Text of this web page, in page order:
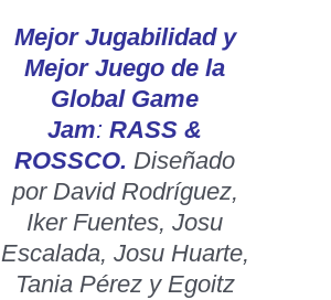
Mejor Jugabilidad y
Mejor Juego de la
Global Game
Jam:RASS &
ROSSCO.Diseñado
por David Rodríguez,
Iker Fuentes, Josu
Escalada, Josu Huarte,
Tania Pérez y Egoitz